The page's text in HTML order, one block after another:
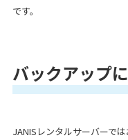
です。
バックアップ
JANISレンタルサーバーで